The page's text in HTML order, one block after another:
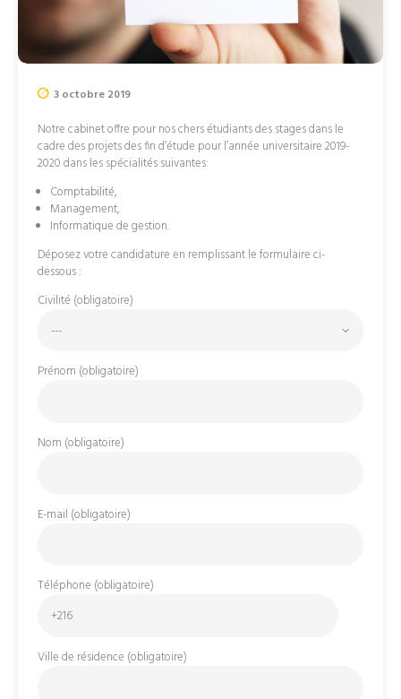
3 octobre 2019
Notre cabinet offre pour nos chers étudiants des stages dans le
cadre des projets des fin d’étude pour l’année universitaire 2019-
2020 dans les spécialités suivantes:
Comptabilité,
Management,
Informatique de gestion.
Déposez votre candidature en remplissant le formulaire ci-
dessous :
Civilité (obligatoire)
Prénom (obligatoire)
Nom (obligatoire)
E-mail (obligatoire)
Téléphone (obligatoire)
Ville de résidence (obligatoire)